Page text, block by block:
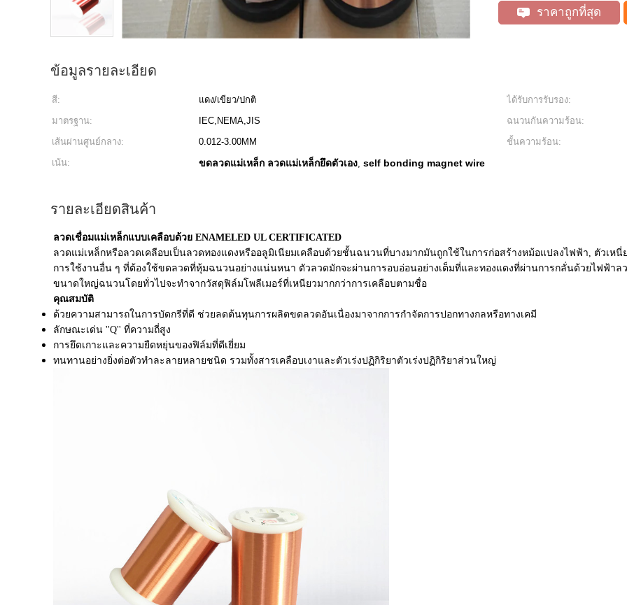
ราคาถูกที่สุด
ข้อมูลรายละเอียด
สี: แดง/เขียว/ปกติ ได้รับการรับรอง:
มาตรฐาน:
IEC,NEMA,JIS ฉนวนกันความร้อน:
เส้นผ่านศูนย์กลาง:
0.012-3.00MM ชั้นความร้อน:
เน้น:
ขดลวดแม่เหล็ก ลวดแม่เหล็กยึดตัวเอง, self bonding magnet wire
รายละเอียดสินค้า
ลวดเชื่อมแม่เหล็กแบบเคลือบด้วย ENAMELED UL CERTIFICATED
ลวดแม่เหล็กหรือลวดเคลือบเป็นลวดทองแดงหรืออลูมิเนียมเคลือบด้วยชั้นฉนวนที่บางมากมันถูกใช้ในการก่อสร้างหม้อแปลงไฟฟ้า, ตัวเห
การใช้งานอื่น ๆ ที่ต้องใช้ขดลวดที่หุ้มฉนวนอย่างแน่นหนา ตัวลวดมักจะผ่านการอบอ่อนอย่างเต็มที่และทองแดงที่ผ่านการกลั่นด้วยไฟฟ้าล
ขนาดใหญ่ฉนวนโดยทั่วไปจะทำจากวัสดุฟิล์มโพลีเมอร์ที่เหนียวมากกว่าการเคลือบตามชื่อ
คุณสมบัติ
ด้วยความสามารถในการบัดกรีที่ดี ช่วยลดต้นทุนการผลิตขดลวดอันเนื่องมาจากการกำจัดการปอกทางกลหรือทางเคมี
ลักษณะเด่น ''Q'' ที่ความถี่สูง
การยึดเกาะและความยืดหยุ่นของฟิล์มที่ดีเยี่ยม
ทนทานอย่างยิ่งต่อตัวทำละลายหลายชนิด รวมทั้งสารเคลือบเงาและตัวเร่งปฏิกิริยาตัวเร่งปฏิกิริยาส่วนใหญ่